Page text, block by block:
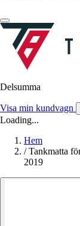
Delsumma
Visa min kundvagn
Loading...
Hem
/ Tankmatta
2019